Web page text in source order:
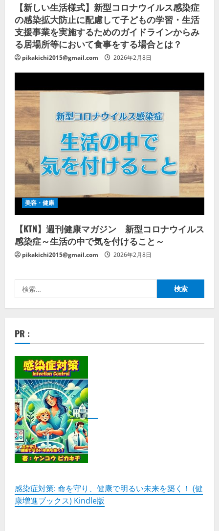
【新しい生活様式】新型コロナウイルス感染症
の感染拡大防止に配慮して子どもの学習・生活
支援事業を実施するためのガイドラインからみ
る居場所等において食事をする場合とは？
pikakichi2015@gmail.com 2026年2月8日
美容・健康
【KTN】週刊健康マガジン 新型コロナウイルス
感染症～生活の中で気を付けること～
pikakichi2015@gmail.com 2026年2月8日
索:
PR :
感染症対策: 命を守り、健康で明るい未来を築く！ (健
康増進ブックス) Kindle版